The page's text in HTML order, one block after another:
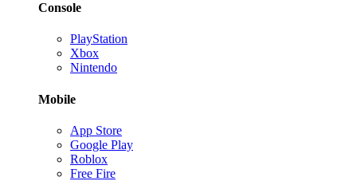
Console
PlayStation
Xbox
Nintendo
Mobile
App Store
Google Play
Roblox
Free Fire